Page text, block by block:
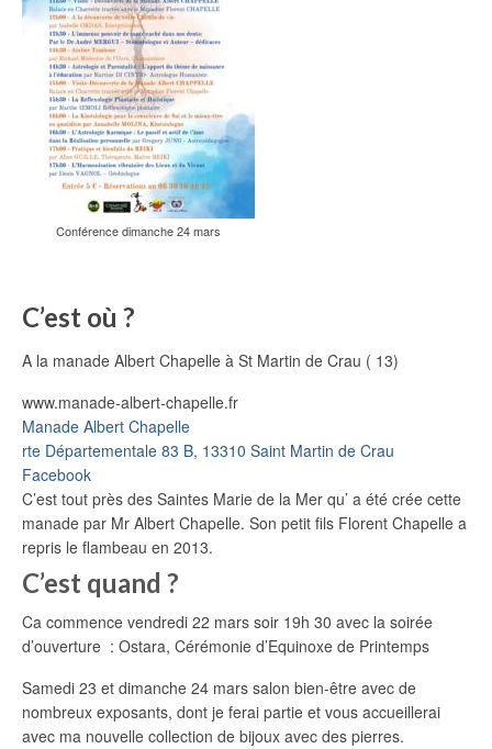
Conférence dimanche 24 mars
C’est où ?
A la manade Albert Chapelle à St Martin de Crau ( 13)
www.manade-albert-chapelle.fr
Manade Albert Chapelle
rte Départementale 83 B, 13310 Saint Martin de Crau
Facebook
C’est tout près des Saintes Marie de la Mer qu’ a été crée cette
manade par Mr Albert Chapelle. Son petit fils Florent Chapelle a
repris le flambeau en 2013.
C’est quand ?
Ca commence vendredi 22 mars soir 19h 30 avec la soirée
d’ouverture : Ostara, Cérémonie d’Equinoxe de Printemps
Samedi 23 et dimanche 24 mars salon bien-être avec de
nombreux exposants, dont je ferai partie et vous accueillerai
avec ma nouvelle collection de bijoux avec des pierres.